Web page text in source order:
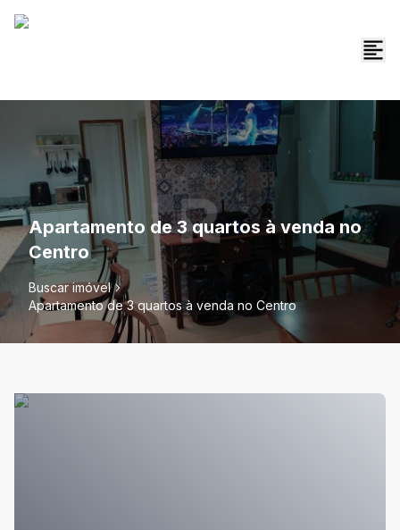
Apartamento de 3 quartos à venda no
Centro
Buscar imóvel
Apartamento de 3 quartos à venda no Centro